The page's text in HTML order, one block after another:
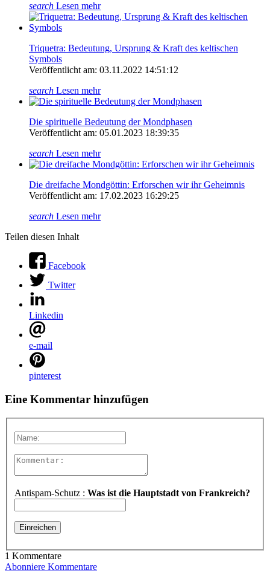
search Lesen mehr
Triquetra: Bedeutung, Ursprung & Kraft des keltischen
Symbols
Veröffentlicht am: 03.11.2022 14:51:12
search Lesen mehr
Die spirituelle Bedeutung der Mondphasen
Veröffentlicht am: 05.01.2023 18:39:35
search Lesen mehr
Die dreifache Mondgöttin: Erforschen wir ihr Geheimnis
Veröffentlicht am: 17.02.2023 16:29:25
search Lesen mehr
Teilen diesen Inhalt
Facebook
Twitter
Linkedin
e-mail
pinterest
Eine Kommentar hinzufügen
Antispam-Schutz : Was ist die Hauptstadt von Frankreich?
1 Kommentare
Abonniere Kommentare